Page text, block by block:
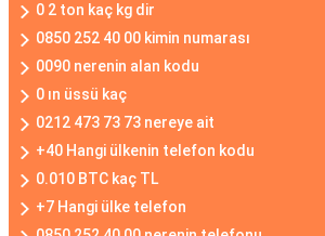
0 2 ton kaç kg dir
0850 252 40 00 kimin numarası
0090 nerenin alan kodu
0 ın üssü kaç
0212 473 73 73 nereye ait
+40 Hangi ülkenin telefon kodu
0.010 BTC kaç TL
+7 Hangi ülke telefon